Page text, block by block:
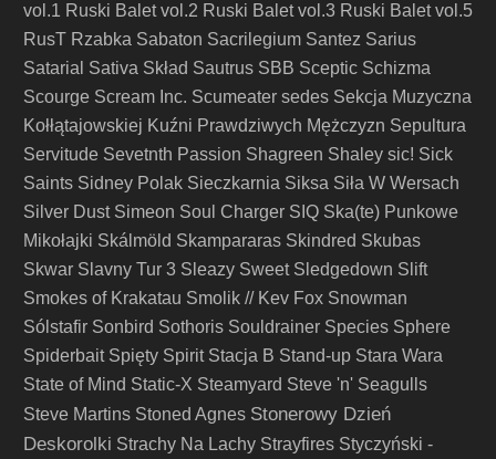
vol.1 Ruski Balet vol.2 Ruski Balet vol.3 Ruski Balet vol.5
RusT Rzabka Sabaton Sacrilegium Santez Sarius
Satarial Sativa Skład Sautrus SBB Sceptic Schizma
Scourge Scream Inc. Scumeater sedes Sekcja Muzyczna
Kołłątajowskiej Kuźni Prawdziwych Mężczyzn Sepultura
Servitude Sevetnth Passion Shagreen Shaley sic! Sick
Saints Sidney Polak Sieczkarnia Siksa Siła W Wersach
Silver Dust Simeon Soul Charger SIQ Ska(te) Punkowe
Mikołajki Skálmöld Skampararas Skindred Skubas
Skwar Slavny Tur 3 Sleazy Sweet Sledgedown Slift
Smokes of Krakatau Smolik // Kev Fox Snowman
Sólstafir Sonbird Sothoris Souldrainer Species Sphere
Spiderbait Spięty Spirit Stacja B Stand-up Stara Wara
State of Mind Static-X Steamyard Steve 'n' Seagulls
Steve Martins Stoned Agnes Stonerowy Dzień
Deskorolki Strachy Na Lachy Strayfires Styczyński -